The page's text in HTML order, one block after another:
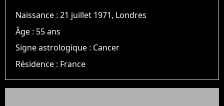
Naissance :21 juillet 1971, Londres
Âge : 55 ans
Signe astrologique : Cancer
Résidence : France